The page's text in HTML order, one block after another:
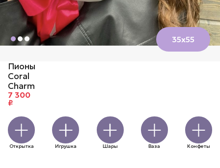
35х55
Пионы
Coral
Charm
7 300
₽
Открытка Игрушка Шары Ваза Конфеты